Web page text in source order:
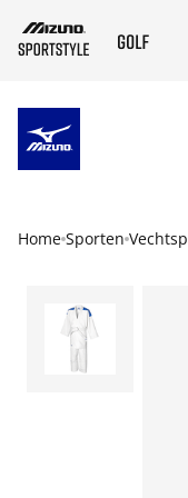
Home Sporten